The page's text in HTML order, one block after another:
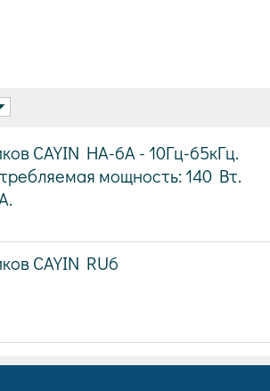
CAYIN HA-6A - 10Гц-65кГц.
мощность: 140 Вт.
CAYIN RU6